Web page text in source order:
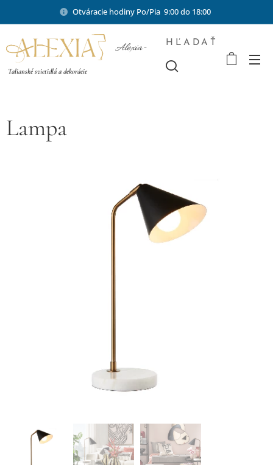
Otváracie hodiny Po/Pia 9:00 do 18:00
Alexia-
Talianské svietidlá a dekorácie
HĽADAŤ
Lampa